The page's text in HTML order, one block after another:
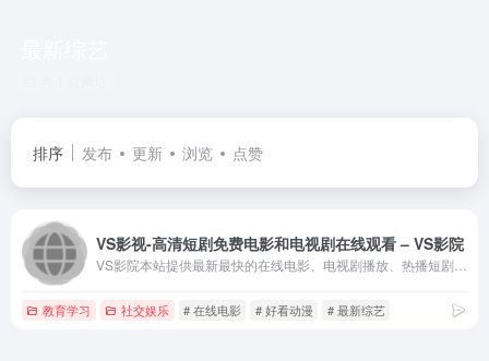
排序 发布 更新 浏览 点赞
VS影视-高清短剧免费电影和电视剧在线观看 – VS影院
教育学习 社交娱乐 # 在线电影 # 好看动漫 # 最新综艺